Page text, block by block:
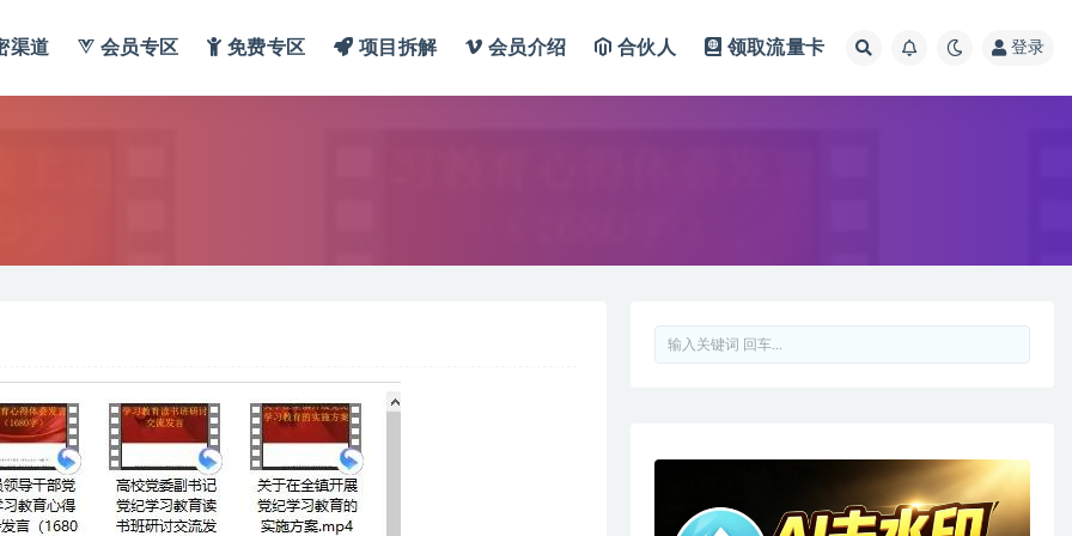
渠道 会员专区 免费专区 项目拆解 会员介绍 合伙人 领取流量卡 登录